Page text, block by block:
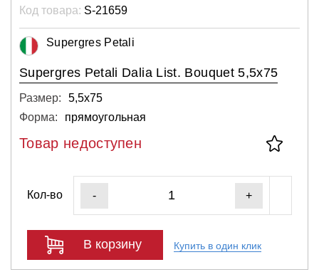
Код товара: S-21659
Supergres Petali
Supergres Petali Dalia List. Bouquet 5,5x75
Размер:
5,5х75
Форма:
прямоугольная
Товар недоступен
Кол-во - +
В корзину Купить в один клик